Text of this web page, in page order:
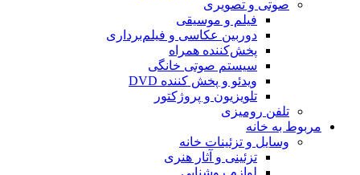
صوتی و تصویری
فیلم و موسیقی
دوربین عکاسی و فیلم‌برداری
پخش‌کننده همراه
سیستم صوتی خانگی
ویدئو و پخش کننده DVD
تلویزیون و پروژکتور
تلفن رومیزی
مربوط به خانه
وسایل و تزئینات خانه
تزئینی و آثار هنری